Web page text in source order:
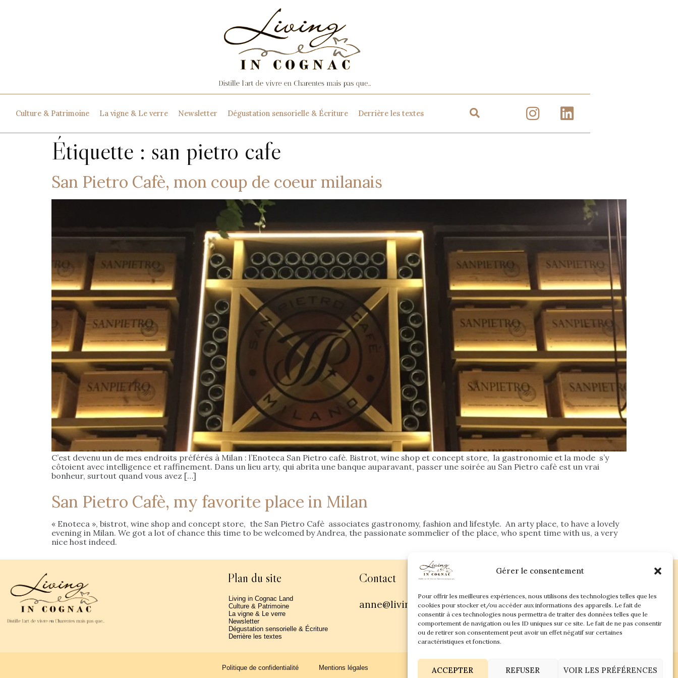
Gérer le consentement
Pour offrir les meilleures expériences, nous utilisons des technologies telles que les
cookies pour stocker et/ou accéder aux informations des appareils. Le fait de
consentir à ces technologies nous permettra de traiter des données telles que le
comportement de navigation ou les ID uniques sur ce site. Le fait de ne pas consentir
ou de retirer son consentement peut avoir un effet négatif sur certaines
caractéristiques et fonctions.
ACCEPTER REFUSER VOIR LES PRÉFÉRENCES
Culture & Patrimoine La vigne & Le verre Newsletter Dégustation sensorielle & Écriture Derrière les textes
Étiquette : san pietro cafe
San Pietro Cafè, mon coup de coeur milanais
C’est devenu un de mes endroits préférés à Milan : l’Enoteca San Pietro cafè. Bistrot, wine shop et concept store, la gastronomie et la mode s’y
côtoient avec intelligence et raffinement. Dans un lieu arty, qui abrita une banque auparavant, passer une soirée au San Pietro cafè est un vrai
bonheur, surtout quand vous avez […]
San Pietro Cafè, my favorite place in Milan
« Enoteca », bistrot, wine shop and concept store, the San Pietro Cafè associates gastronomy, fashion and lifestyle. An arty place, to have a lovely
evening in Milan. We got a lot of chance this time to be welcomed by Andrea, the passionate sommelier of the place, who spent time with us, a very
nice host indeed.
Plan du site
Living in Cognac Land
Culture & Patrimoine
La vigne & Le verre
Newsletter
Dégustation sensorielle & Écriture
Derrière les textes
Contact
anne@livingincognac.com
Politique de confidentialité Mentions légales